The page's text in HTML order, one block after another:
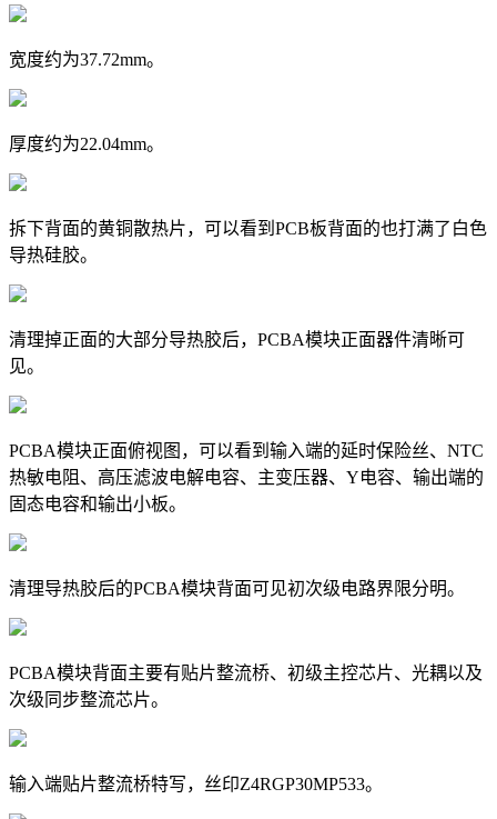
宽度约为37.72mm。
厚度约为22.04mm。
拆下背面的黄铜散热片，可以看到PCB板背面的也打满了白色
导热硅胶。
清理掉正面的大部分导热胶后，PCBA模块正面器件清晰可
见。
PCBA模块正面俯视图，可以看到输入端的延时保险丝、NTC
热敏电阻、高压滤波电解电容、主变压器、Y电容、输出端的
固态电容和输出小板。
清理导热胶后的PCBA模块背面可见初次级电路界限分明。
PCBA模块背面主要有贴片整流桥、初级主控芯片、光耦以及
次级同步整流芯片。
输入端贴片整流桥特写，丝印Z4RGP30MP533。